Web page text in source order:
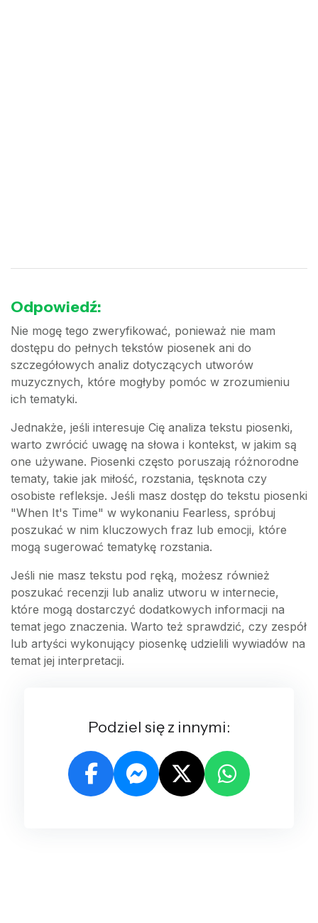
Odpowiedź:
Nie mogę tego zweryfikować, ponieważ nie mam
dostępu do pełnych tekstów piosenek ani do
szczegółowych analiz dotyczących utworów
muzycznych, które mogłyby pomóc w zrozumieniu
ich tematyki.
Jednakże, jeśli interesuje Cię analiza tekstu piosenki,
warto zwrócić uwagę na słowa i kontekst, w jakim są
one używane. Piosenki często poruszają różnorodne
tematy, takie jak miłość, rozstania, tęsknota czy
osobiste refleksje. Jeśli masz dostęp do tekstu piosenki
"When It's Time" w wykonaniu Fearless, spróbuj
poszukać w nim kluczowych fraz lub emocji, które
mogą sugerować tematykę rozstania.
Jeśli nie masz tekstu pod ręką, możesz również
poszukać recenzji lub analiz utworu w internecie,
które mogą dostarczyć dodatkowych informacji na
temat jego znaczenia. Warto też sprawdzić, czy zespół
lub artyści wykonujący piosenkę udzielili wywiadów na
temat jej interpretacji.
Podziel się z innymi: